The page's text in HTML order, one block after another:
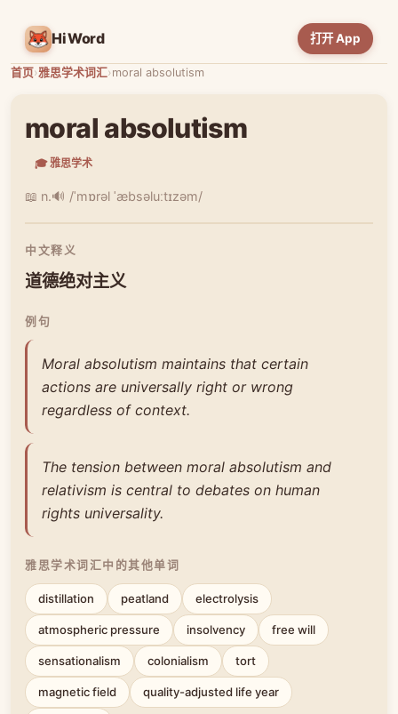
HiWord 打开 App
首页›雅思学术词汇›moral absolutism
moral absolutism
🎓 雅思学术
📖 n.🔊 /ˈmɒrəl ˈæbsəluːtɪzəm/
中文释义
道德绝对主义
例句
Moral absolutism maintains that certain
actions are universally right or wrong
regardless of context.
The tension between moral absolutism and
relativism is central to debates on human
rights universality.
雅思学术词汇中的其他单词
distillation peatland electrolysis
atmospheric pressure insolvency free will
sensationalism colonialism tort
magnetic field quality-adjusted life year